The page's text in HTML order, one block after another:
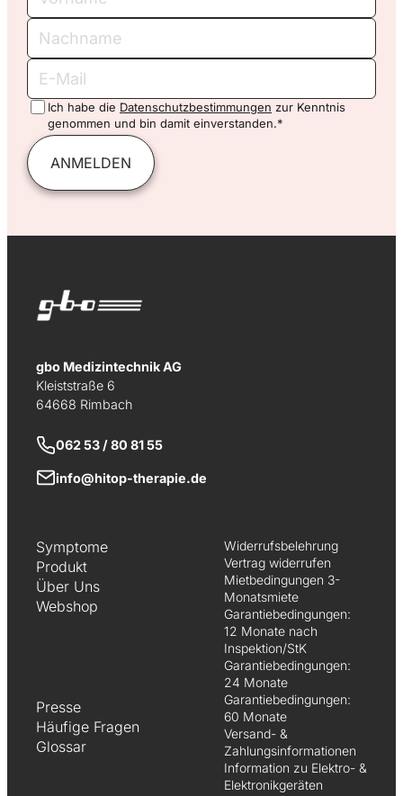
Nachname
E-
Mail
Ich habe die Datenschutzbestimmungen zur Kenntnis
genommen und bin damit einverstanden.*
ANMELDEN
gbo Medizintechnik AG
Kleiststraße 6
64668 Rimbach
062 53 / 80 81 55
info@hitop-therapie.de
Symptome
Produkt
Über Uns
Webshop
Presse
Häufige Fragen
Glossar
Widerrufsbelehrung
Vertrag widerrufen
Mietbedingungen 3-
Monatsmiete
Garantiebedingungen:
12 Monate nach
Inspektion/StK
Garantiebedingungen:
24 Monate
Garantiebedingungen:
60 Monate
Versand- &
Zahlungsinformationen
Information zu Elektro- &
Elektronikgeräten